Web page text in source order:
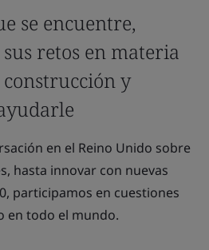
se encuentre,
retos en materia
y
en el Reino Unido sobre
hasta innovar con nuevas
participamos en cuestiones
en todo el mundo.